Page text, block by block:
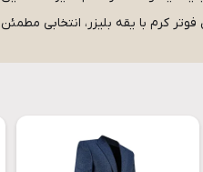
کرم با یقه بلیزر، انتخابی